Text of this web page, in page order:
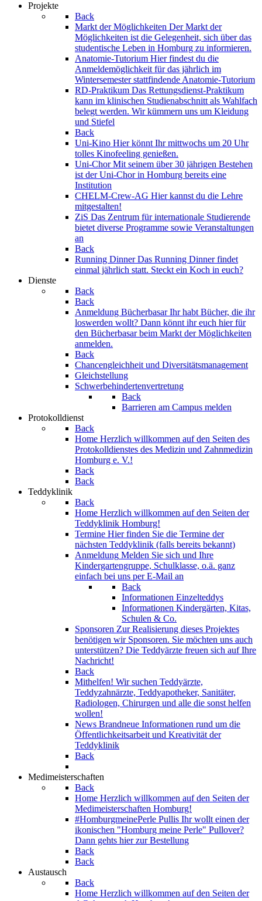
Projekte
Back
Markt der Möglichkeiten Der Markt der
Möglichkeiten ist die Gelegenheit, sich über das
studentische Leben in Homburg zu informieren.
Anatomie-Tutorium Hier findest du die
Anmeldemöglichkeit für das jährlich im
Wintersemester stattfindende Anatomie-Tutorium
RD-Praktikum Das Rettungsdienst-Praktikum
kann im klinischen Studienabschnitt als Wahlfach
belegt werden. Wir kümmern uns um Kleidung
und Stiefel
Back
Uni-Kino Hier könnt Ihr mittwochs um 20 Uhr
tolles Kinofeeling genießen.
Uni-Chor Mit seinem über 30 jährigen Bestehen
ist der Uni-Chor in Homburg bereits eine
Institution
CHELM-Crew-AG Hier kannst du die Lehre
mitgestalten!
ZiS Das Zentrum für internationale Studierende
bietet diverse Programme sowie Veranstaltungen
an
Back
Running Dinner Das Running Dinner findet
einmal jährlich statt. Steckt ein Koch in euch?
Dienste
Back
Back
Anmeldung Bücherbasar Ihr habt Bücher, die ihr
loswerden wollt? Dann könnt ihr euch hier für
den Bücherbasar beim Markt der Möglichkeiten
anmelden.
Back
Chancengleichheit und Diversitätsmanagement
Gleichstellung
Schwerbehindertenvertretung
Back
Barrieren am Campus melden
Protokolldienst
Back
Home Herzlich willkommen auf den Seiten des
Protokolldienstes des Medizin und Zahnmedizin
Homburg e. V.!
Back
Back
Teddyklinik
Back
Home Herzlich willkommen auf den Seiten der
Teddyklinik Homburg!
Termine Hier finden Sie die Termine der
nächsten Teddyklinik (falls bereits bekannt)
Anmeldung Melden Sie sich und Ihre
Kindergartengruppe, Schulklasse, o.ä. ganz
einfach bei uns per E-Mail an
Back
Informationen Einzelteddys
Informationen Kindergärten, Kitas,
Schulen & Co.
Sponsoren Zur Realisierung dieses Projektes
benötigen wir Sponsoren. Sie möchten uns auch
unterstützen? Die Teddyärzte freuen sich auf Ihre
Nachricht!
Back
Mithelfen! Wir suchen Teddyärzte,
Teddyzahnärzte, Teddyapotheker, Sanitäter,
Radiologen, Chirurgen und alle die sonst helfen
wollen!
News Brandneue Informationen rund um die
Öffentlichkeitsarbeit und Kreativität der
Teddyklinik
Back
Medimeisterschaften
Back
Home Herzlich willkommen auf den Seiten der
Medimeisterschaften Homburg!
#HomburgmeinePerle Pullis Ihr wollt einen der
ikonischen "Homburg meine Perle" Pullover?
Dann gehts hier zur Bestellung
Back
Back
Austausch
Back
Home Herzlich willkommen auf den Seiten der